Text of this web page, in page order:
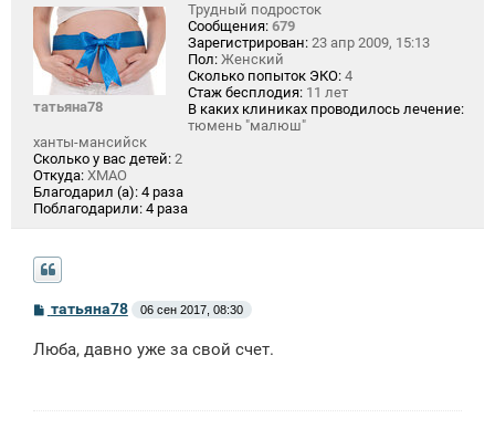
татьяна78
Трудный подросток
Сообщения: 679
Зарегистрирован: 23 апр 2009, 15:13
Пол: Женский
Сколько попыток ЭКО: 4
Стаж бесплодия: 11 лет
В каких клиниках проводилось лечение:
тюмень "малюш"
ханты-мансийск
Сколько у вас детей: 2
Откуда: ХМАО
Благодарил (а): 4 раза
Поблагодарили: 4 раза
С
б
татьяна78 06 сен 2017, 08:30
Люба, давно уже за свой счет.